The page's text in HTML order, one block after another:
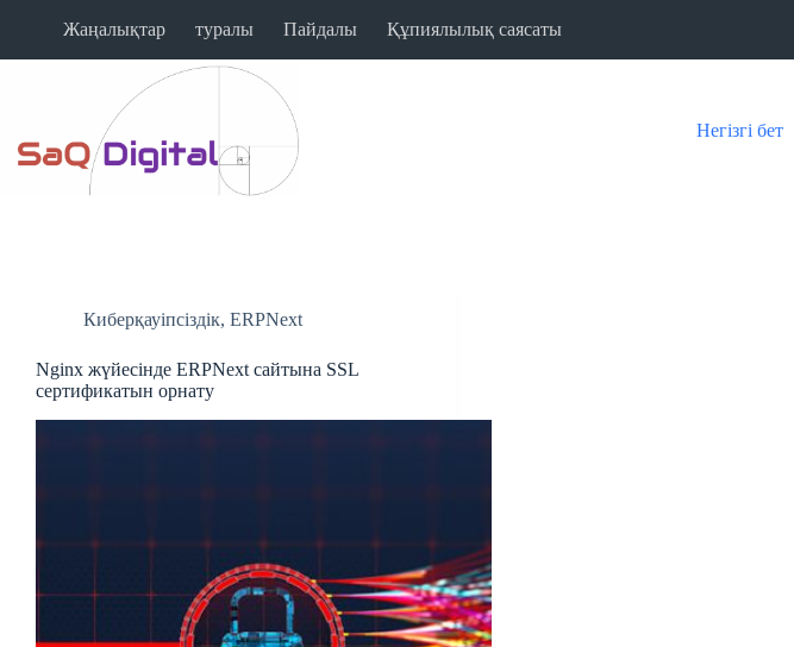
Жаңалықтар туралы Пайдалы Құпиялылық саясаты
Негізгі бет
Киберқауіпсіздік, ERPNext
Nginx жүйесінде ERPNext сайтына SSL
сертификатын орнату